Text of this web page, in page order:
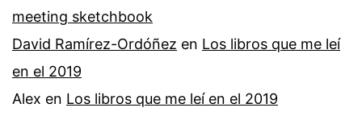
meeting sketchbook
David Ramírez-Ordóñez en Los libros que me leí
en el 2019
Alex en Los libros que me leí en el 2019